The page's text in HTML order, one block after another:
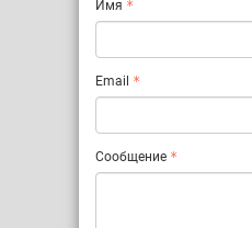
Имя
Email
Сообщение